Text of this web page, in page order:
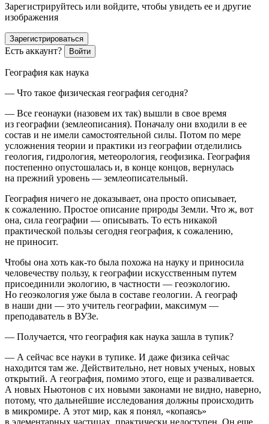
Зарегистрируйтесь или войдите, чтобы увидеть ее и другие
изображения
Зарегистрироваться
Есть аккаунт? Войти
География как наука
— Что такое физическая география сегодня?
— Все геонауки (назовем их так) вышли в свое время
из географии (землеописания). Поначалу они входили в ее
состав и не имели самостоятельной силы. Потом по мере
усложнения теории и практики из географии отделились
геология, гидрология, метеорология, геофизика. География
постепенно опустошалась и, в конце концов, вернулась
на прежний уровень — землеописательный.
География ничего не доказывает, она просто описывает,
к сожалению. Простое описание природы Земли. Что ж, вот
она, сила географии — описывать. То есть никакой
практической пользы сегодня география, к сожалению,
не приносит.
Чтобы она хоть как-то была похожа на науку и приносила
человечеству пользу, к географии искусственным путем
присоединили экологию, в частности — геоэкологию.
Но геоэкология уже была в составе геологии. А географ
в наши дни — это учитель географии, максимум —
преподаватель в ВУЗе.
— Получается, что география как наука зашла в тупик?
— А сейчас все науки в тупике. И даже физика сейчас
находится там же. Действительно, нет новых ученых, новых
открытий. А география, помимо этого, еще и разваливается.
А новых Ньютонов с их новыми законами не видно, наверно,
потому, что дальнейшие исследования должны происходить
в микромире. А этот мир, как я понял, «копаясь»
в элементарных частицах, практически недоступен. Он еще